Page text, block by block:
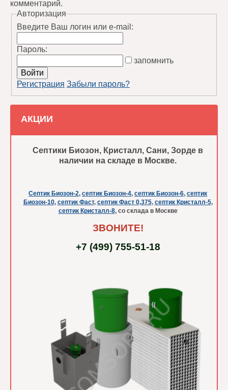
комментарий.
Авторизация
Введите Ваш логин или e-mail:
Пароль:
запомнить
Регистрация Забыли пароль?
АКЦИИ
Септики Биозон, Кристалл, Сани, Зорде в
наличии на складе в Москве.
Септик Биозон-2, септик Биозон-4, септик Биозон-6, септик
Биозон-10, септик Фаст, септик Фаст 0,375, септик Кристалл-5,
септик Кристалл-8, со склада в Москве
ЗВОНИТЕ!
+7 (499) 755-51-18